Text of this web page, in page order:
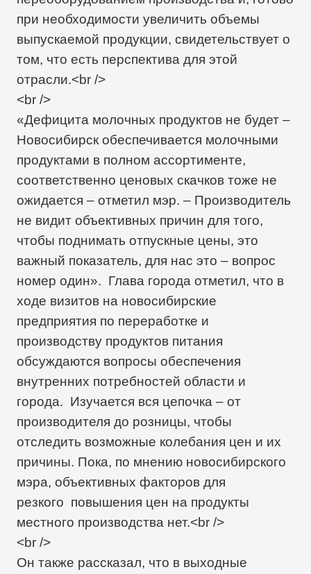
при необходимости увеличить объемы
выпускаемой продукции, свидетельствует о
том, что есть перспектива для этой
отрасли.<br />
<br />
«Дефицита молочных продуктов не будет –
Новосибирск обеспечивается молочными
продуктами в полном ассортименте,
соответственно ценовых скачков тоже не
ожидается – отметил мэр. – Производитель
не видит объективных причин для того,
чтобы поднимать отпускные цены, это
важный показатель, для нас это – вопрос
номер один». Глава города отметил, что в
ходе визитов на новосибирские
предприятия по переработке и
производству продуктов питания
обсуждаются вопросы обеспечения
внутренних потребностей области и
города. Изучается вся цепочка – от
производителя до розницы, чтобы
отследить возможные колебания цен и их
причины. Пока, по мнению новосибирского
мэра, объективных факторов для
резкого повышения цен на продукты
местного производства нет.<br />
<br />
Он также рассказал, что в выходные